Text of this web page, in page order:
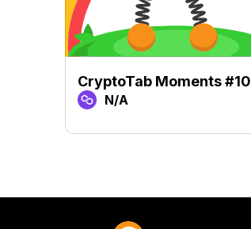
CryptoTab Moments #10
N/A